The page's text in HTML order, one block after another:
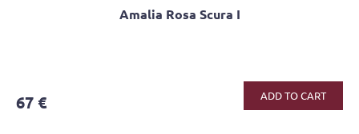
Amalia Rosa Scura I
67 € ADD TO CART